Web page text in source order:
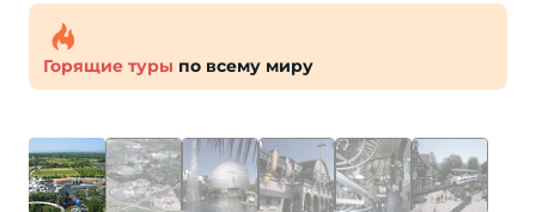
Горящие туры по всему миру